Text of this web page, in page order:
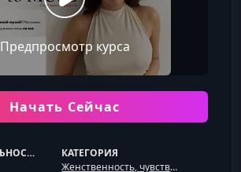
Предпросмотр курса
Начать Сейчас
ПРОДОЛЖИТЕЛЬНОСТЬ
КАТЕГОРИЯ
Женственность, чувственность и флирт